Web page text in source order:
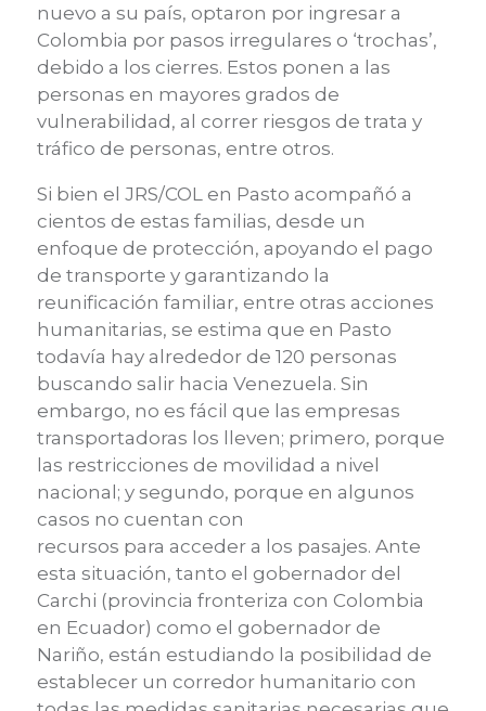
nuevo a su país, optaron por ingresar a
Colombia por pasos irregulares o ‘trochas’,
debido a los cierres. Estos ponen a las
personas en mayores grados de
vulnerabilidad, al correr riesgos de trata y
tráfico de personas, entre otros.
Si bien el JRS/COL en Pasto acompañó a
cientos de estas familias, desde un
enfoque de protección, apoyando el pago
de transporte y garantizando la
reunificación familiar, entre otras acciones
humanitarias, se estima que en Pasto
todavía hay alrededor de 120 personas
buscando salir hacia Venezuela. Sin
embargo, no es fácil que las empresas
transportadoras los lleven; primero, porque
las restricciones de movilidad a nivel
nacional; y segundo, porque en algunos
casos no cuentan con
recursos para acceder a los pasajes. Ante
esta situación, tanto el gobernador del
Carchi (provincia fronteriza con Colombia
en Ecuador) como el gobernador de
Nariño, están estudiando la posibilidad de
establecer un corredor humanitario con